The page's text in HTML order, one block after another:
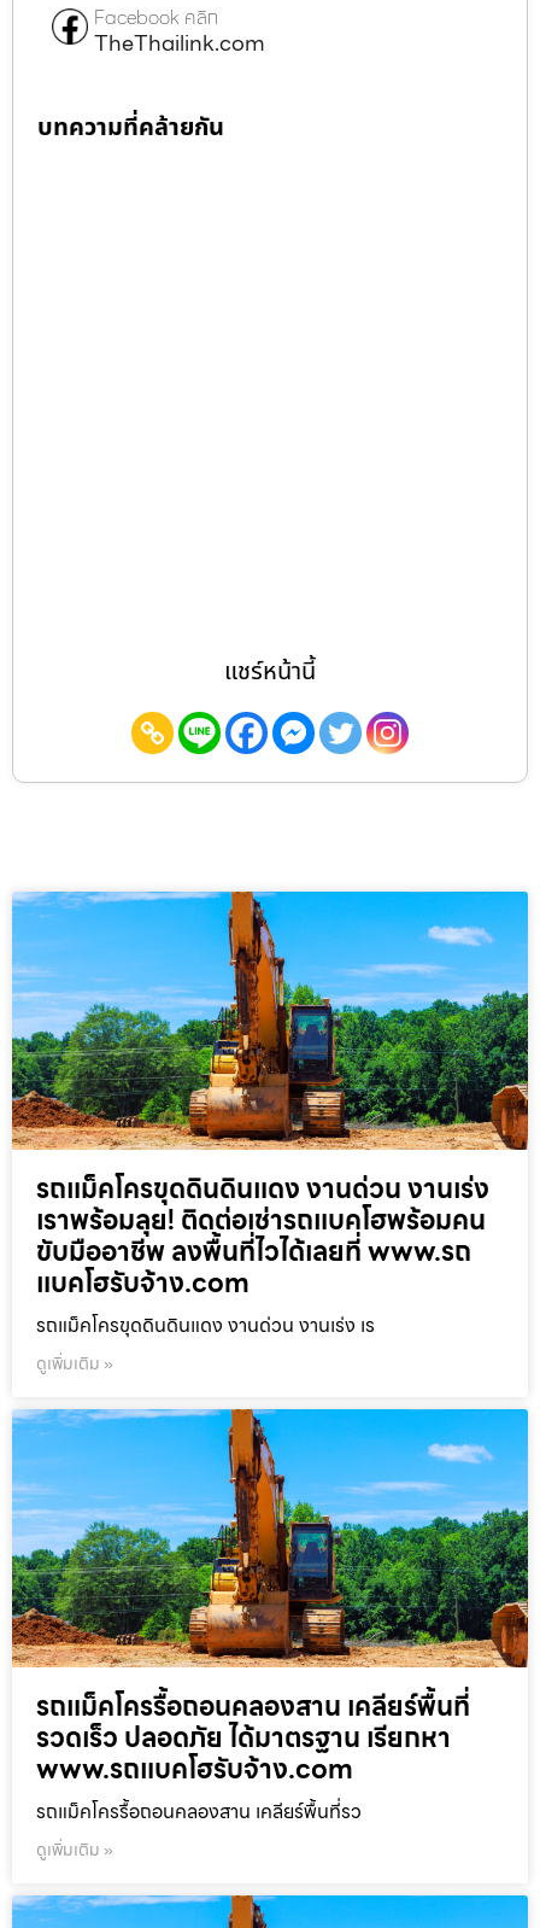
Facebook คลิก
TheThailink.com
บทความที่คล้ายกัน
แชร์หน้านี้
รถแม็คโครขุดดินดินแดง งานด่วน งานเร่ง
เราพร้อมลุย! ติดต่อเช่ารถแบคโฮพร้อมคน
ขับมืออาชีพ ลงพื้นที่ไวได้เลยที่ www.รถ
แบคโฮรับจ้าง.com
รถแม็คโครขุดดินดินแดง งานด่วน งานเร่ง เร
ดูเพิ่มเติม »
รถแม็คโครรื้อถอนคลองสาน เคลียร์พื้นที่
รวดเร็ว ปลอดภัย ได้มาตรฐาน เรียกหา
www.รถแบคโฮรับจ้าง.com
รถแม็คโครรื้อถอนคลองสาน เคลียร์พื้นที่รว
ดูเพิ่มเติม »